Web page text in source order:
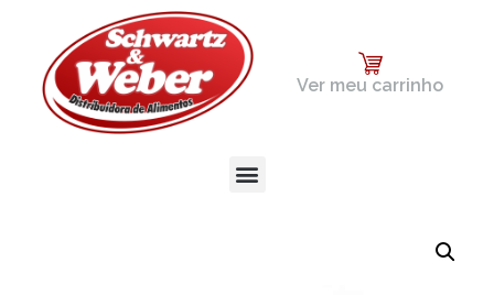
Ver meu carrinho